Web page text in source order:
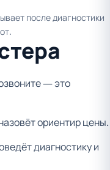
после диагностики
— это
ориентир цены.
диагностику и